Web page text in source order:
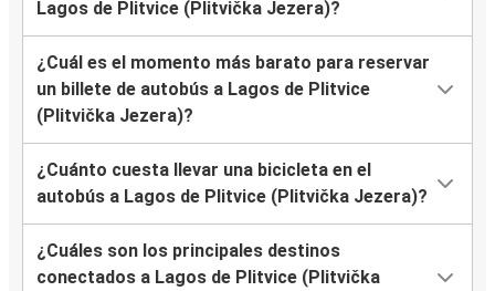
Lagos de Plitvice (Plitvička Jezera)?
¿Cuál es el momento más barato para reservar
un billete de autobús a Lagos de Plitvice
(Plitvička Jezera)?
¿Cuánto cuesta llevar una bicicleta en el
autobús a Lagos de Plitvice (Plitvička Jezera)?
¿Cuáles son los principales destinos
conectados a Lagos de Plitvice (Plitvička